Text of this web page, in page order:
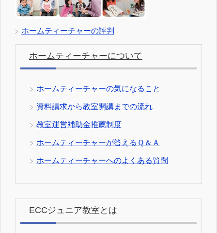
ホームティーチャーの評判
ホームティーチャーについて
ホームティーチャーの気になること
資料請求から教室開講までの流れ
教室運営補助金推薦制度
ホームティーチャーが答えるＱ＆Ａ
ホームティーチャーへのよくある質問
ECCジュニア教室とは